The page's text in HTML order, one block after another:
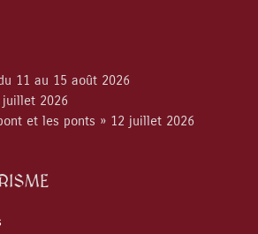
11 au 15 août 2026
juillet 2026
et les ponts » 12 juillet 2026